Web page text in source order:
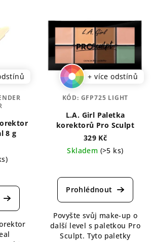
8 g
+ více odstínů
L.A. Girl Paletka
korektorů Pro Sculpt
329 Kč
Skladem (>5 ks)
hodnocení
produktu
z
5
hvězdiček.
Povyšte svůj make-up o
další level s paletkou Pro
Sculpt. Tyto paletky
KÓD: GFP725 LIGHT